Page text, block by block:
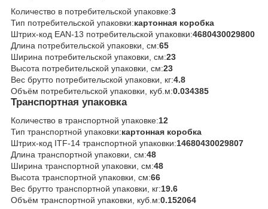
Количество в потребительской упаковке:3
Тип потребительской упаковки:картонная коробка
Штрих-код EAN-13 потребительской упаковки:4680430029800
Длина потребительской упаковки, см:65
Ширина потребительской упаковки, см:23
Высота потребительской упаковки, см:23
Вес брутто потребительской упаковки, кг:4.8
Объём потребительской упаковки, куб.м:0.034385
Транспортная упаковка
Количество в транспортной упаковке:12
Тип транспортной упаковки:картонная коробка
Штрих-код ITF-14 транспортной упаковки:14680430029807
Длина транспортной упаковки, см:48
Ширина транспортной упаковки, см:48
Высота транспортной упаковки, см:66
Вес брутто транспортной упаковки, кг:19.6
Объём транспортной упаковки, куб.м:0.152064